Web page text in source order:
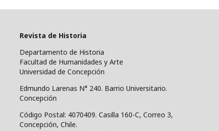
Revista de Historia
Departamento de Historia
Facultad de Humanidades y Arte
Universidad de Concepción
Edmundo Larenas N° 240. Barrio Universitario.
Concepción
Código Postal: 4070409. Casilla 160-C, Correo 3,
Concepción, Chile.